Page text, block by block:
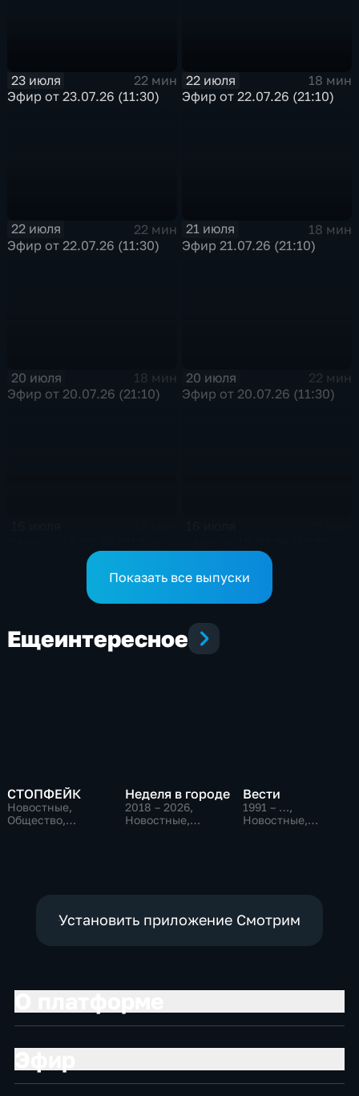
23 июля
22 мин
Эфир от 23.07.26 (11:30)
22 июля
18 мин
Эфир от 22.07.26 (21:10)
22 июля
22 мин
Эфир от 22.07.26 (11:30)
21 июля
18 мин
Эфир 21.07.26 (21:10)
20 июля
18 мин
Эфир от 20.07.26 (21:10)
20 июля
22 мин
Эфир от 20.07.26 (11:30)
Показать все выпуски
Ещеинтересное
СТОПФЕЙК
Новостные,
Общество,
Неделя в городе
2018 – 2026,
Новостные,
Вести
1991 – …,
Новостные,
Установить приложение Смотрим